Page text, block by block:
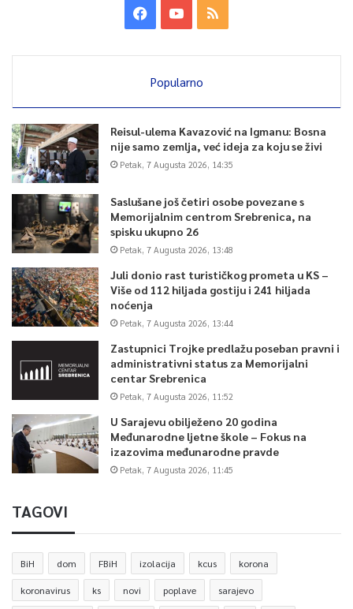
Popularno
Reisul-ulema Kavazović na Igmanu: Bosna
nije samo zemlja, već ideja za koju se živi
Petak, 7 Augusta 2026, 14:35
Saslušane još četiri osobe povezane s
Memorijalnim centrom Srebrenica, na
spisku ukupno 26
Petak, 7 Augusta 2026, 13:48
Juli donio rast turističkog prometa u KS –
Više od 112 hiljada gostiju i 241 hiljada
noćenja
Petak, 7 Augusta 2026, 13:44
Zastupnici Trojke predlažu poseban pravni i
administrativni status za Memorijalni
centar Srebrenica
Petak, 7 Augusta 2026, 11:52
U Sarajevu obilježeno 20 godina
Međunarodne ljetne škole – Fokus na
izazovima međunarodne pravde
Petak, 7 Augusta 2026, 11:45
TAGOVI
BiH dom FBiH izolacija kcus korona
koronavirus ks novi poplave sarajevo